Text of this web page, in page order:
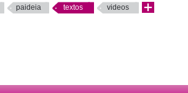
paideia textos videos